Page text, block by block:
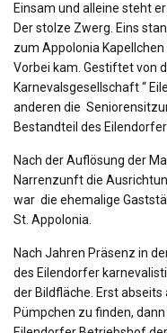
Einsam und alleine steht
Der stolze Zwerg. Eins
zum Appolonia
Vorbei kam. Gestiftet von
Karnevalsgesellschaft “
anderen die
Bestandteil des
Nach der Auflösung der
Narrenzunft die
war die ehemalige
St. Appolonia.
Nach Jahren Präsenz in
des Eilendorfer
der Bildfläche. Erst
Pümpchen zu finden,